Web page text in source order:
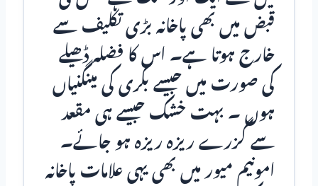
قبض میں بھی پاخانہ بڑی تکلیف سے
خارج ہوتا ہے۔ اس کا فضلہ ڈھیلے
کی صورت میں جیسے بکری کی مینگنیاں
ہوں ۔ بہت خشک جیسے ہی مقعد
سے گزرے ریزہ ریزہ ہو جائے۔
امونیم میور میں بھی یہی علامات پاخانہ